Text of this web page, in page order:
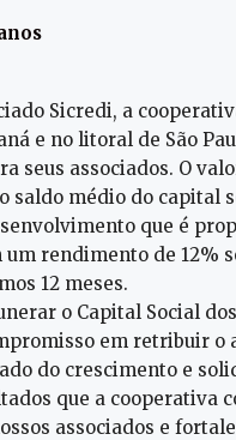
Sicredi, a
e no litoral de São
seus associados. O
saldo médio do capital
que é
um rendimento de 12%
12 meses.
o Capital Social
em retribuir o
do crescimento e
que a cooperativa
associados e